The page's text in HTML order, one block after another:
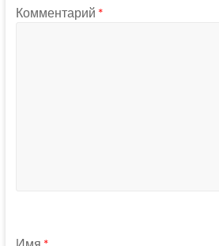
Комментарий *